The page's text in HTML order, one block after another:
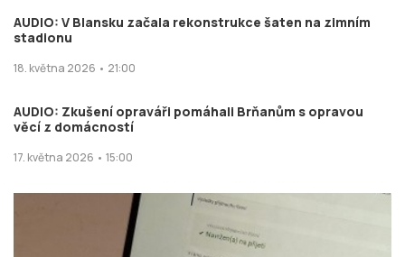
AUDIO: V Blansku začala rekonstrukce šaten na zimním
stadionu
18. května 2026 • 21:00
AUDIO: Zkušení opraváři pomáhali Brňanům s opravou
věcí z domácností
17. května 2026 • 15:00